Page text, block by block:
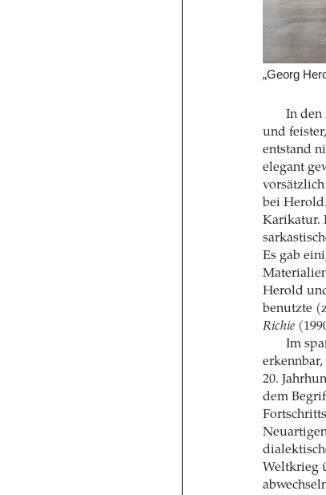
„Georg
In den
und
entstand
elegant
bei
Karikatur.
Es gab
Herold
benutzte
Richie
Im
20.
dem
Weltkrieg